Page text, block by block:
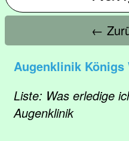
←
Augenklinik Königs
Liste: Was erledige
Augenklinik